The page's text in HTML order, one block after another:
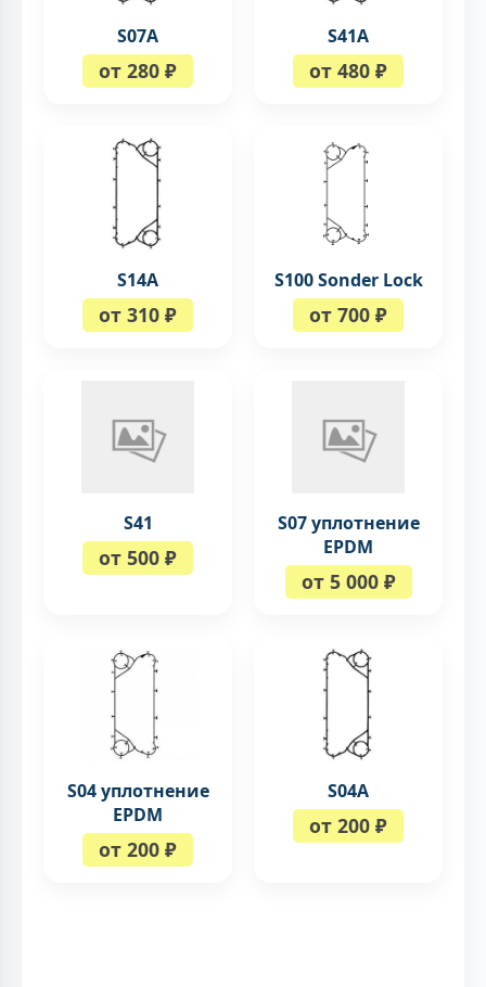
S07A
от 280 ₽
S41A
от 480 ₽
S14A
от 310 ₽
S100 Sonder Lock
от 700 ₽
S41
от 500 ₽
S07 уплотнение
EPDM
от 5 000 ₽
S04 уплотнение
EPDM
от 200 ₽
S04A
от 200 ₽